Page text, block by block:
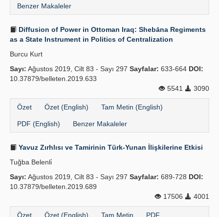
Benzer Makaleler
Diffusion of Power in Ottoman Iraq: Shebāna Regiments
as a State Instrument in Politics of Centralization
Burcu Kurt
Sayı: Ağustos 2019, Cilt 83 - Sayı 297 Sayfalar: 633-664 DOI:
10.37879/belleten.2019.633
5541
3090
Özet Özet (English) Tam Metin (English)
PDF (English) Benzer Makaleler
Yavuz Zırhlısı ve Tamirinin Türk-Yunan İlişkilerine Etkisi
Tuğba Belenli̇
Sayı: Ağustos 2019, Cilt 83 - Sayı 297 Sayfalar: 689-728 DOI:
10.37879/belleten.2019.689
17506
4001
Özet Özet (English) Tam Metin PDF